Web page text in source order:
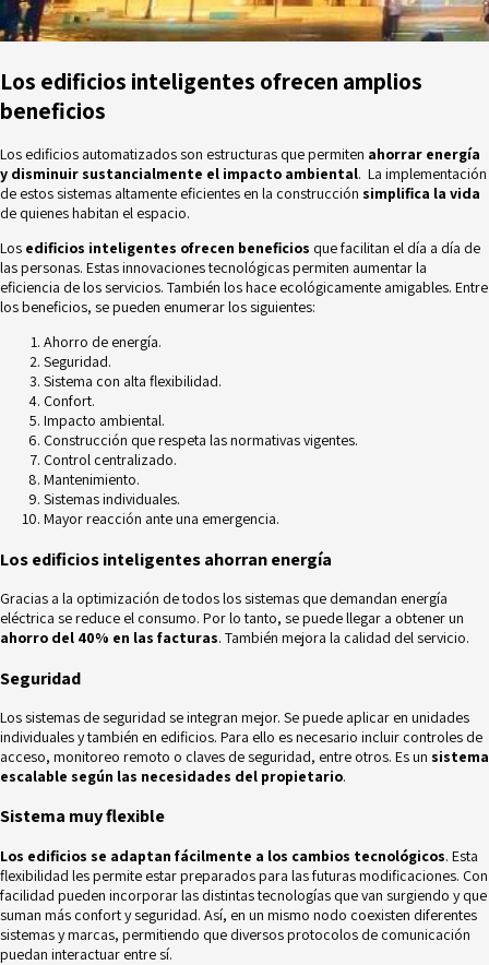
Los edificios inteligentes ofrecen amplios
beneficios
Los edificios automatizados son estructuras que permiten ahorrar energía
y disminuir sustancialmente el impacto ambiental. La implementación
de estos sistemas altamente eficientes en la construcción simplifica la vida
de quienes habitan el espacio.
Los edificios inteligentes ofrecen beneficios que facilitan el día a día de
las personas. Estas innovaciones tecnológicas permiten aumentar la
eficiencia de los servicios. También los hace ecológicamente amigables. Entre
los beneficios, se pueden enumerar los siguientes:
Ahorro de energía.
Seguridad.
Sistema con alta flexibilidad.
Confort.
Impacto ambiental.
Construcción que respeta las normativas vigentes.
Control centralizado.
Mantenimiento.
Sistemas individuales.
Mayor reacción ante una emergencia.
Los edificios inteligentes ahorran energía
Gracias a la optimización de todos los sistemas que demandan energía
eléctrica se reduce el consumo. Por lo tanto, se puede llegar a obtener un
ahorro del 40% en las facturas. También mejora la calidad del servicio.
Seguridad
Los sistemas de seguridad se integran mejor. Se puede aplicar en unidades
individuales y también en edificios. Para ello es necesario incluir controles de
acceso, monitoreo remoto o claves de seguridad, entre otros. Es un sistema
escalable según las necesidades del propietario.
Sistema muy flexible
Los edificios se adaptan fácilmente a los cambios tecnológicos. Esta
flexibilidad les permite estar preparados para las futuras modificaciones. Con
facilidad pueden incorporar las distintas tecnologías que van surgiendo y que
suman más confort y seguridad. Así, en un mismo nodo coexisten diferentes
sistemas y marcas, permitiendo que diversos protocolos de comunicación
puedan interactuar entre sí.